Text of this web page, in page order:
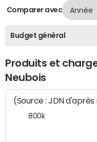
Comparer avec
Budget général
Produits et
Neubois
(Source : JDN
800k